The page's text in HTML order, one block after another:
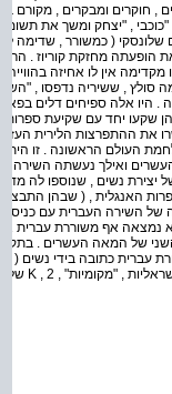
, חוקרים ומבקרים ,
, "יצחק ומשך את תשומת
( כמשורר , שדימה
הופעתה מחזקת קוריוז .
אין לו אחיזה בהווייה
סולץ , ששיריה נדפסו ,
. היו אלה ספיחים דלים
הן שקעו יחד עם שקיעת
את ההתפרצות הלירית
העולם הראשונה . זו
ואילך נעשתה השירה
יצירת נשים , שנוספו לה
האנגלית , ( שבהן
של השירה העברית עם
נמצאה אף משוררת עברית
של המאה העשרים .
עברית כתובה בידי נשים (